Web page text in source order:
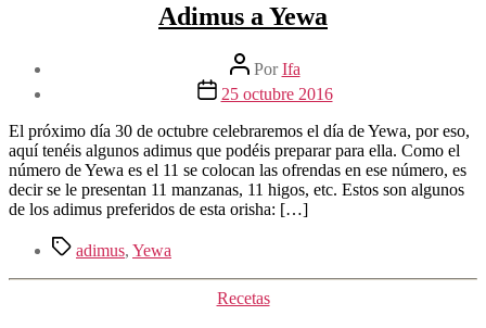
Adimus a Yewa
Autor
de
la
PorIfa
Fecha
la
entrada
25 octubre 2016
El próximo día 30 de octubre celebraremos el día de Yewa, por eso,
aquí tenéis algunos adimus que podéis preparar para ella. Como el
número de Yewa es el 11 se colocan las ofrendas en ese número, es
decir se le presentan 11 manzanas, 11 higos, etc. Estos son algunos
de los adimus preferidos de esta orisha: […]
Etiquetas
adimus, Yewa
Categorías
Recetas